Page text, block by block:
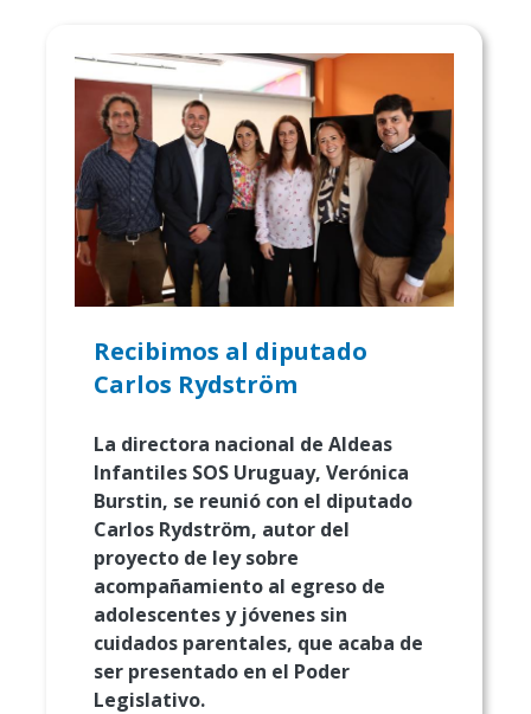
Recibimos al diputado
Carlos Rydström
La directora nacional de Aldeas
Infantiles SOS Uruguay, Verónica
Burstin, se reunió con el diputado
Carlos Rydström, autor del
proyecto de ley sobre
acompañamiento al egreso de
adolescentes y jóvenes sin
cuidados parentales, que acaba de
ser presentado en el Poder
Legislativo.